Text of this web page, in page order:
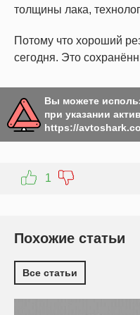
толщины лака,
Потому что хороший
сегодня. Это
Вы можете
при указании
https://
1
Похожие статьи
Все статьи